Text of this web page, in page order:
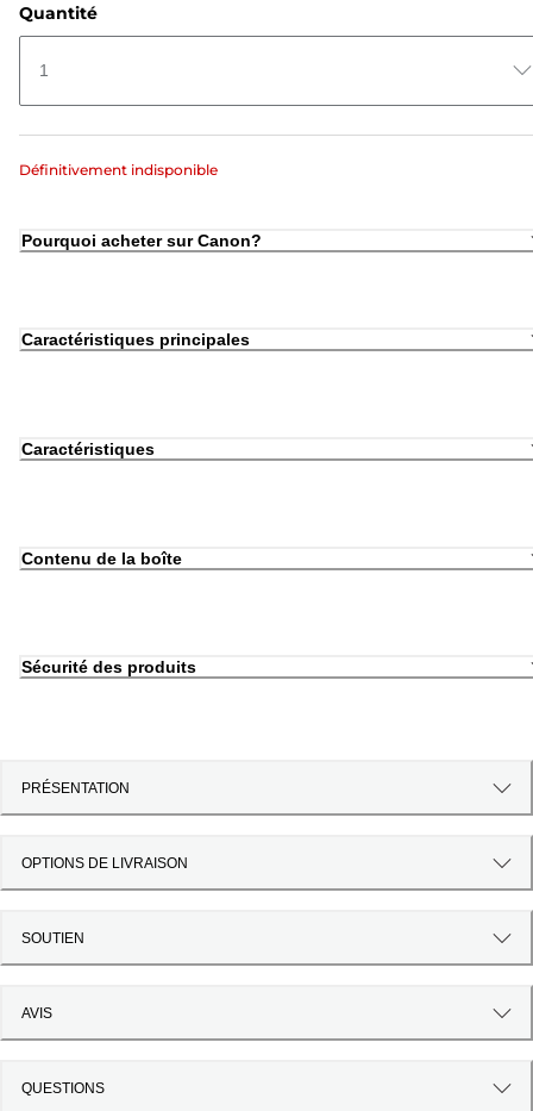
Quantité
1
Définitivement indisponible
Pourquoi acheter sur Canon?
Caractéristiques principales
Caractéristiques
Contenu de la boîte
Sécurité des produits
PRÉSENTATION
OPTIONS DE LIVRAISON
SOUTIEN
AVIS
QUESTIONS